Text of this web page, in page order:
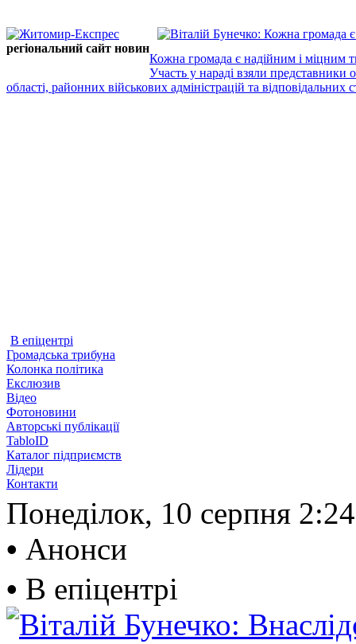
регіональний сайт новин
Кожна громада є надійним і міцним
Участь у нараді взяли представники
області, районних військових адміністрацій та відповідальних
В епіцентрі
Громадська трибуна
Колонка політика
Екслюзив
Відео
Фотоновини
Авторські публікації
TabloID
Каталог підприємств
Лідери
Контакти
Понеділок, 10 серпня 2:24
• Анонси
• В епіцентрі